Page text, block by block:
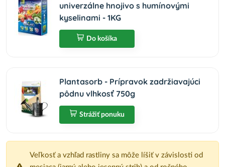
univerzálne hnojivo s humínovými
kyselinami - 1KG
Do košíka
Plantasorb - Prípravok zadržiavajúci
pôdnu vlhkosť 750g
Strážiť ponuku
Veľkosť a vzhľad rastliny sa môže líšiť v závislosti od